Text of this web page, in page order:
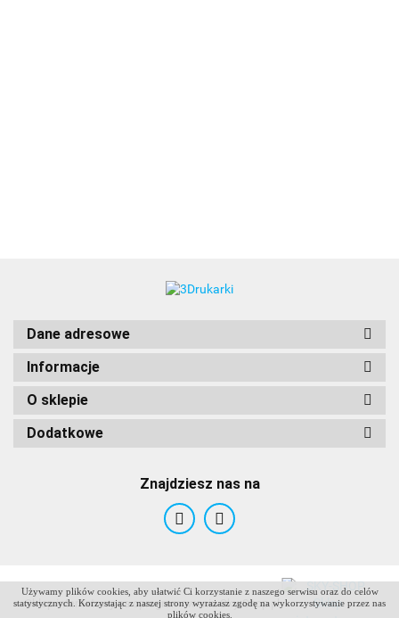
Używamy plików cookies, aby ułatwić Ci korzystanie z naszego serwisu oraz do celów
statystycznych. Korzystając z naszej strony wyrażasz zgodę na wykorzystywanie przez nas
plików cookies.
ANTCLABS
Dane adresowe
Informacje
O sklepie
Dodatkowe
Znajdziesz nas na
Sklep internetowy na oprogramowaniu Sky-Shop.pl